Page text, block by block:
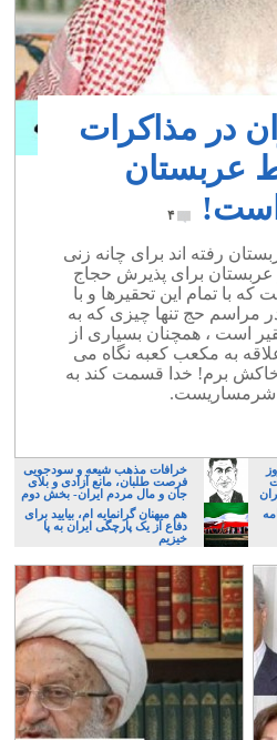
در مذاکرات
شرط عربستان
است!
۴
رفته اند برای چانه زنی
عربستان برای پذیرش حجاج
با تمام این تحقیرها و با
مراسم حج تنها چیزی که به
است ، همچنان بسیاری از
به مکعب کعبه نگاه می
خاکش برم! خدا قسمت کند به
شرمساریست.
خرافات مذهب شیعه و سودجویی
فرصت طلبان، مانع آزادی و بلای
جان و مال مردم ایران- بخش دوم
هم میهنان گرانمایه ام، بیایید برای
دفاع از یک پارچگی ایران به پا
خیزیم